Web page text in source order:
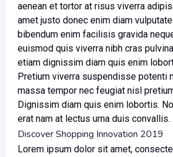
aenean et tortor at risus viverra
amet justo donec enim diam
bibendum enim facilisis gravida
euismod quis viverra nibh cras
etiam dignissim diam quis enim
Pretium viverra suspendisse potenti
massa tempor nec feugiat nisl
Dignissim diam quis enim lobortis.
erat nam at lectus urna duis convallis.
Discover Shopping Innovation 2019
Lorem ipsum dolor sit amet,